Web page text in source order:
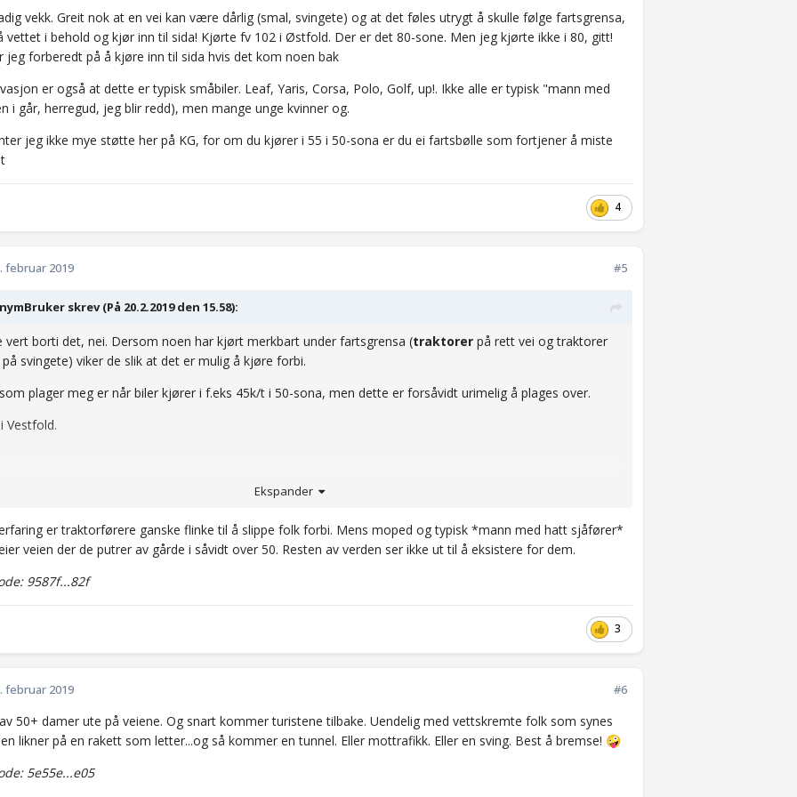
vekk. Greit nok at en vei kan være dårlig (smal, svingete) og at det føles utrygt å skulle følge fartsgrensa,
vettet i behold og kjør inn til sida! Kjørte fv 102 i Østfold. Der er det 80-sone. Men jeg kjørte ikke i 80, gitt!
jeg forberedt på å kjøre inn til sida hvis det kom noen bak
er også at dette er typisk småbiler. Leaf, Yaris, Corsa, Polo, Golf, up!. Ikke alle er typisk "mann med
i går, herregud, jeg blir redd), men mange unge kvinner og.
jeg ikke mye støtte her på KG, for om du kjører i 55 i 50-sona er du ei fartsbølle som fortjener å miste
4
#5
februar 2019
skrev (På 20.2.2019 den 15.58):
vert borti det, nei. Dersom noen har kjørt merkbart under fartsgrensa (traktorer på rett vei og traktorer
svingete) viker de slik at det er mulig å kjøre forbi.
plager meg er når biler kjører i f.eks 45k/t i 50-sona, men dette er forsåvidt urimelig å plages over.
Vestfold.
Ekspander
er traktorførere ganske flinke til å slippe folk forbi. Mens moped og typisk *mann med hatt sjåfører*
veien der de putrer av gårde i såvidt over 50. Resten av verden ser ikke ut til å eksistere for dem.
9587f...82f
3
#6
februar 2019
50+ damer ute på veiene. Og snart kommer turistene tilbake. Uendelig med vettskremte folk som synes
likner på en rakett som letter...og så kommer en tunnel. Eller mottrafikk. Eller en sving. Best å bremse! 🤪
5e55e...e05